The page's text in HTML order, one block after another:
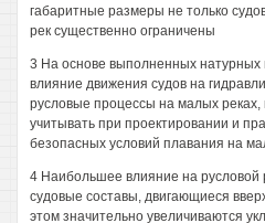
габаритные размеры не только
рек существенно ограничены
3 На основе выполненных натурных
влияние движения судов на
русловые процессы на малых
учитывать при проектировании и
безопасных условий плавания на
4 Наибольшее влияние на русловой
судовые составы, двигающиеся
этом значительно увеличиваются